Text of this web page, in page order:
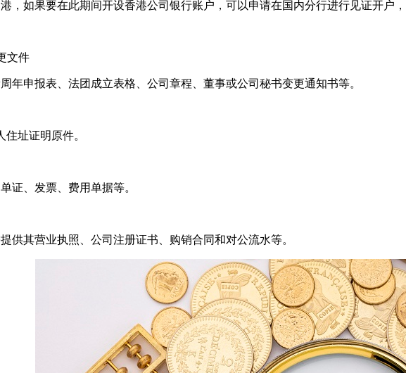
，如果要在此期间开设香港公司银行账户，可以申请在国内分行进行见证开户
文件
年申报表、法团成立表格、公司章程、董事或公司秘书变更通知书等。
址证明原件。
证、发票、费用单据等。
供其营业执照、公司注册证书、购销合同和对公流水等。